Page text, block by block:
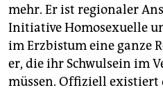
mehr. Er ist regionaler
Initiative Homosexuelle
im Erzbistum eine ganze
er, die ihr Schwulsein im
müssen. Offiziell existiert